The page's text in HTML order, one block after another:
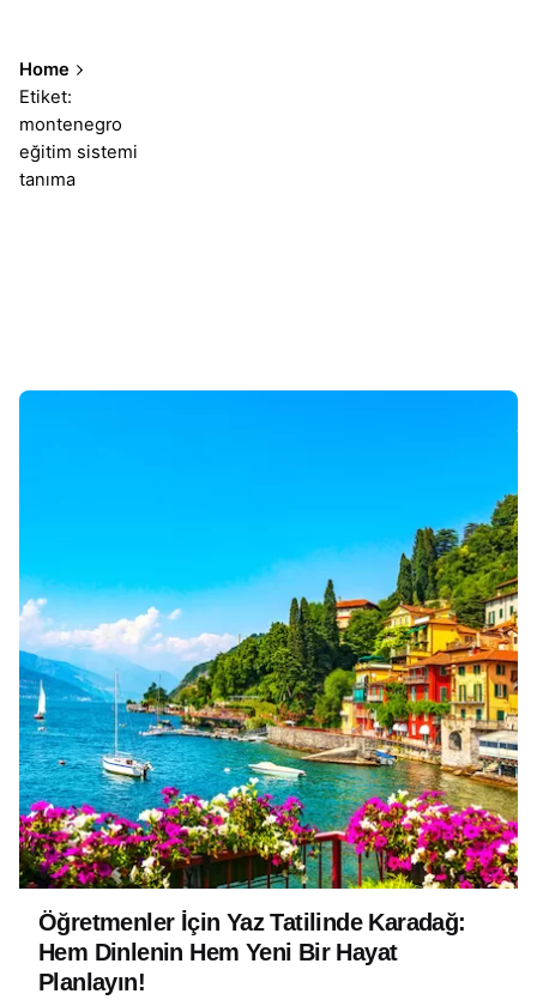
Home
Etiket:
montenegro
eğitim sistemi
tanıma
Öğretmenler İçin Yaz Tatilinde Karadağ:
Hem Dinlenin Hem Yeni Bir Hayat
Planlayın!